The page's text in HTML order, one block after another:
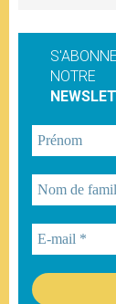
NOTRE